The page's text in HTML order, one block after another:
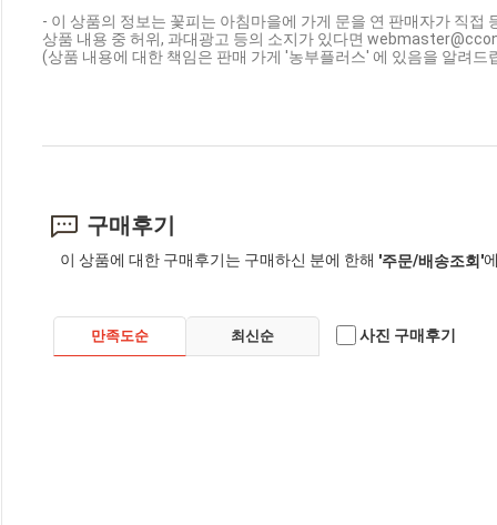
- 이 상품의 정보는 꽃피는 아침마을에 가게 문을 연 판매자가 직접
상품 내용 중 허위, 과대광고 등의 소지가 있다면
(상품 내용에 대한 책임은 판매 가게 '농부플러스' 에 있음을 알려드
구매후기
이 상품에 대한 구매후기는 구매하신 분에 한해 '주문/배송조회'
만족도순 최신순 사진 구매후기